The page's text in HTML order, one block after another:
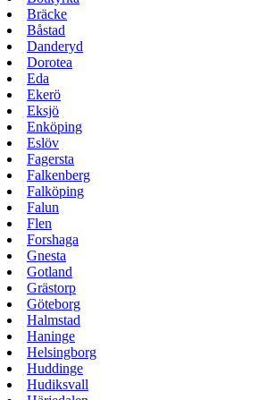
Bräcke
Båstad
Danderyd
Dorotea
Eda
Ekerö
Eksjö
Enköping
Eslöv
Fagersta
Falkenberg
Falköping
Falun
Flen
Forshaga
Gnesta
Gotland
Grästorp
Göteborg
Halmstad
Haninge
Helsingborg
Huddinge
Hudiksvall